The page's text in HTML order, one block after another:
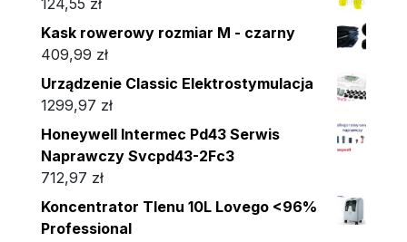
124,55 zł
Kask rowerowy rozmiar M - czarny
409,99 zł
Urządzenie Classic Elektrostymulacja
1299,97 zł
Honeywell Intermec Pd43 Serwis
Naprawczy Svcpd43-2Fc3
712,97 zł
Koncentrator Tlenu 10L Lovego <96%
Professional